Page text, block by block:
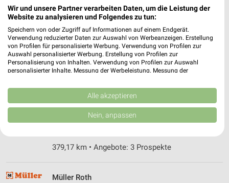
dm Roth
Ostring 6
91154 Roth
Heute 08:00 - 20:00 Uhr | Geöffnet
398,02 km
❯
Rossmann Nürnberg
Löwenberger Str. 151
90475 Nürnberg
379,17 km • Angebote: 3 Prospekte
Müller Roth
Wir und unsere Partner verarbeiten Daten, um die Leistung der
Website zu analysieren und Folgendes zu tun:
Speichern von oder Zugriff auf Informationen auf einem Endgerät.
Verwendung reduzierter Daten zur Auswahl von Werbeanzeigen. Erstellung
von Profilen für personalisierte Werbung. Verwendung von Profilen zur
Auswahl personalisierter Werbung. Erstellung von Profilen zur
Personalisierung von Inhalten. Verwendung von Profilen zur Auswahl
personalisierter Inhalte. Messung der Werbeleistung. Messung der
Kombinationen von Daten aus verschiedenen Quellen. Entwicklung und
Verbesserung der Angebote. Verwendung reduzierter Daten zur Auswahl
von Inhalten.
Daten können außerhalb der Europäischen Union weitergegeben und in die
Website/App.
Partnerliste anzeigen (1 IAB-Anbieter)
IAB-Verarbeitungszwecke:
Alle akzeptieren
Nein, anpassen